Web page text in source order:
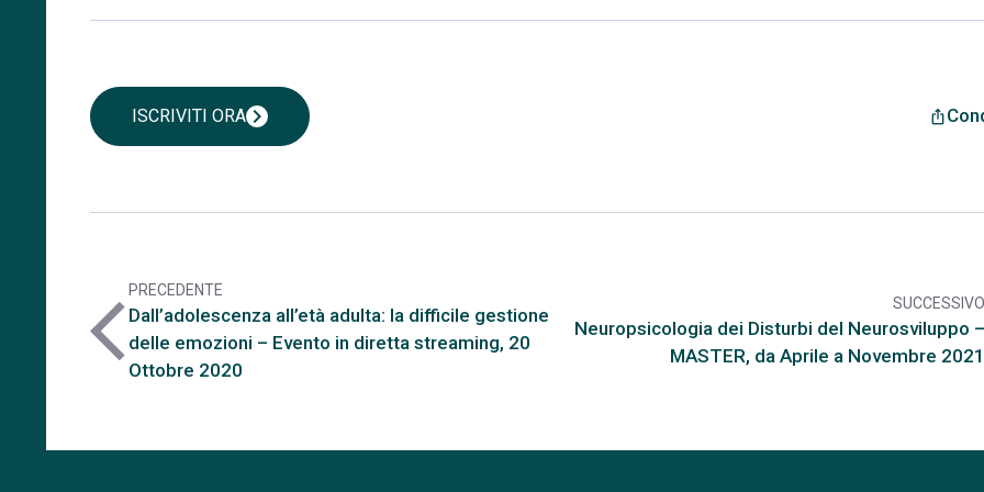
ISCRIVITI ORAchevron_right ios_share
arrow_back_ios
PRECEDENTE
Dall’adolescenza all’età adulta: la difficile gestione
delle emozioni – Evento in diretta streaming, 20
Ottobre 2020
SUCCESSIVO
Neuropsicologia dei Disturbi del Neurosviluppo –
MASTER, da Aprile a Novembre 2021